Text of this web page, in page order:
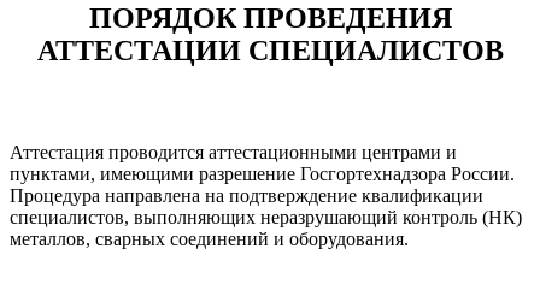
ПОРЯДОК ПРОВЕДЕНИЯ
АТТЕСТАЦИИ СПЕЦИАЛИСТОВ
Аттестация проводится аттестационными центрами и
пунктами, имеющими разрешение Госгортехнадзора России.
Процедура направлена на подтверждение квалификации
специалистов, выполняющих неразрушающий контроль (НК)
металлов, сварных соединений и оборудования.